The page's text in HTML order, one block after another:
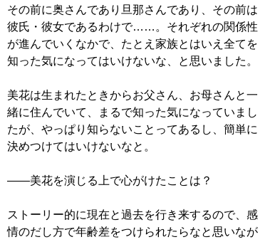
その前に奥さんであり旦那さんであり、その前は
彼氏・彼女であるわけで……。それぞれの関係性
が進んでいくなかで、たとえ家族とはいえ全てを
知った気になってはいけないな、と思いました。
美花は生まれたときからお父さん、お母さんと一
緒に住んでいて、まるで知った気になっていまし
たが、やっぱり知らないことってあるし、簡単に
決めつけてはいけないなと。
――美花を演じる上で心がけたことは？
ストーリー的に現在と過去を行き来するので、感
情のだし方で年齢差をつけられたらなと思いなが